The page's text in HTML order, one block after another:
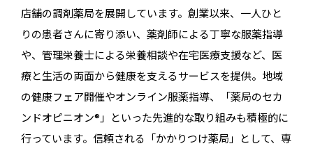
店舗の調剤薬局を展開しています。創業以来、一人ひと
りの患者さんに寄り添い、薬剤師による丁寧な服薬指導
や、管理栄養士による栄養相談や在宅医療支援など、医
療と生活の両面から健康を支えるサービスを提供。地域
の健康フェア開催やオンライン服薬指導、「薬局のセカ
ンドオピニオン®」といった先進的な取り組みも積極的に
行っています。信頼される「かかりつけ薬局」として、専